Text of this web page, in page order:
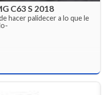
C63 S 2018
hacer palidecer a lo que le